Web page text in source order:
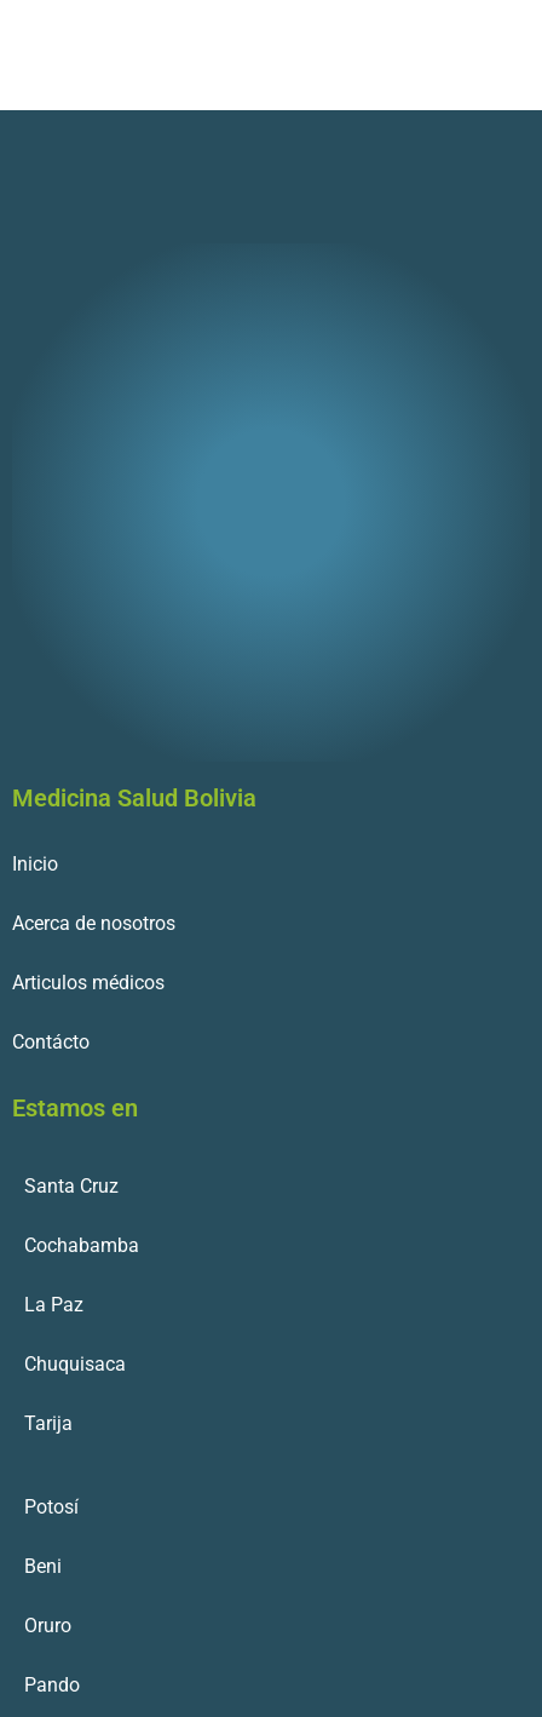
Medicina Salud Bolivia
Inicio
Acerca de nosotros
Articulos médicos
Contácto
Estamos en
Santa Cruz
Cochabamba
La Paz
Chuquisaca
Tarija
Potosí
Beni
Oruro
Pando